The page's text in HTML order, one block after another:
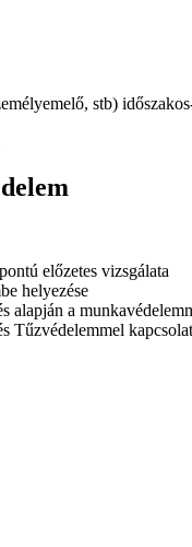
stb)
előzetes vizsgálata
helyezése
alapján a
Tűzvédelemmel